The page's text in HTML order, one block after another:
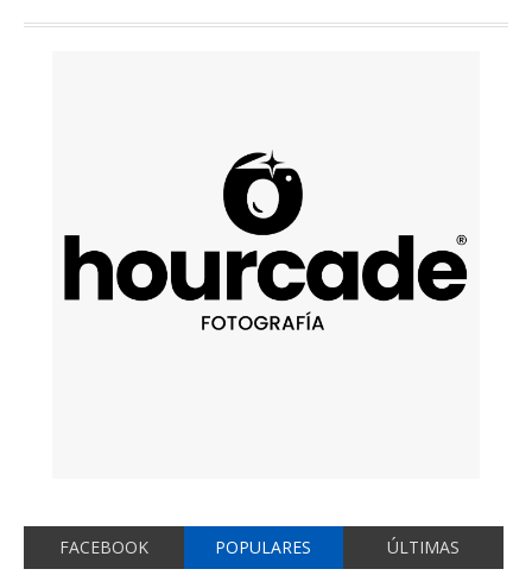
FACEBOOK POPULARES ÚLTIMAS